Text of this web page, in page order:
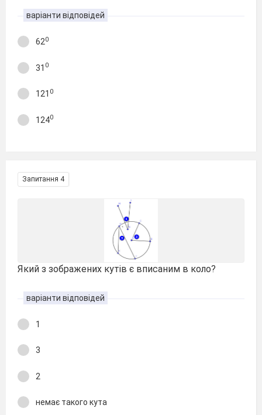
варіанти відповідей
620
31 0
121 0
1240
Запитання 4
Який з зображених кутів є вписаним в коло?
варіанти відповідей
1
3
2
немає такого кута